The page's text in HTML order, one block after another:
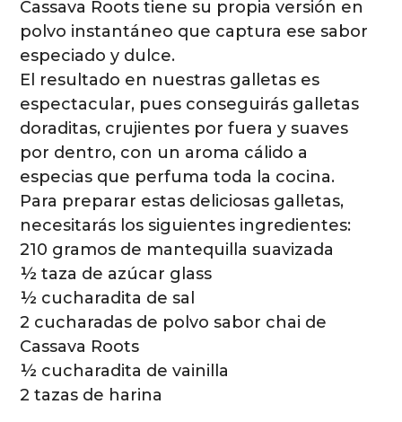
Cassava Roots tiene su propia versión en
polvo instantáneo que captura ese sabor
especiado y dulce.
El resultado en nuestras galletas es
espectacular, pues conseguirás galletas
doraditas, crujientes por fuera y suaves
por dentro, con un aroma cálido a
especias que perfuma toda la cocina.
Para preparar estas deliciosas galletas,
necesitarás los siguientes ingredientes:
210 gramos de mantequilla suavizada
½ taza de azúcar glass
½ cucharadita de sal
2 cucharadas de polvo sabor chai de
Cassava Roots
½ cucharadita de vainilla
2 tazas de harina